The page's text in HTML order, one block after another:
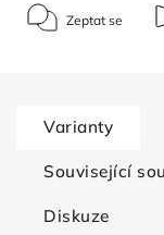
Zeptat se
Varianty
Související
Diskuze